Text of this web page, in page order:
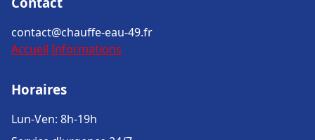
contact@chauffe-eau-49.fr
Accueil Informations
Horaires
Lun-Ven: 8h-19h